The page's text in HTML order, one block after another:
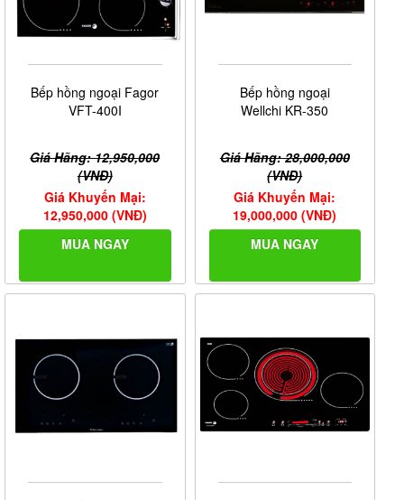
Bếp hồng ngoại Fagor
VFT-400I
Giá Hãng: 12,950,000
(VNĐ)
Giá Khuyến Mại:
12,950,000 (VNĐ)
MUA NGAY
Bếp hồng ngoại
Wellchi KR-350
Giá Hãng: 28,000,000
(VNĐ)
Giá Khuyến Mại:
19,000,000 (VNĐ)
MUA NGAY